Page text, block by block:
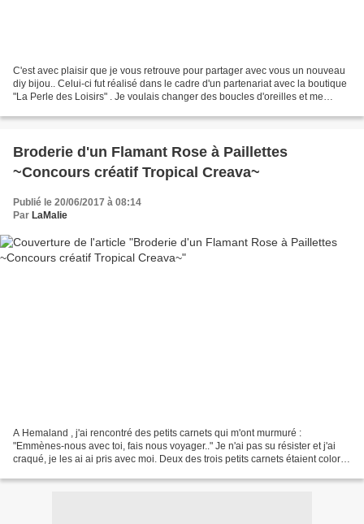
C'est avec plaisir que je vous retrouve pour partager avec vous un nouveau
diy bijou.. Celui-ci fut réalisé dans le cadre d'un partenariat avec la boutique
"La Perle des Loisirs" . Je voulais changer des boucles d'oreilles et me
Broderie d'un Flamant Rose à Paillettes
~Concours créatif Tropical Creava~
Publié le 20/06/2017 à 08:14
Par LaMalie
A Hemaland , j'ai rencontré des petits carnets qui m'ont murmuré :
"Emmènes-nous avec toi, fais nous voyager.." Je n'ai pas su résister et j'ai
craqué, je les ai ai pris avec moi. Deux des trois petits carnets étaient colorés